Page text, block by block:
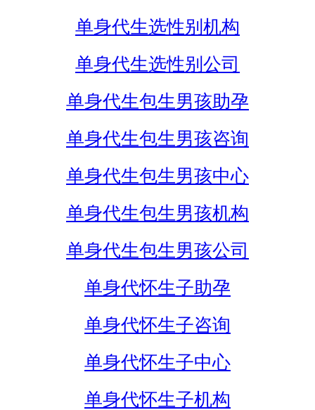
单身代生选性别机构
单身代生选性别公司
单身代生包生男孩助孕
单身代生包生男孩咨询
单身代生包生男孩中心
单身代生包生男孩机构
单身代生包生男孩公司
单身代怀生子助孕
单身代怀生子咨询
单身代怀生子中心
单身代怀生子机构